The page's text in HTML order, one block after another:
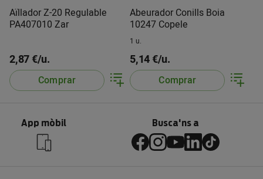
Aïllador Z-20 Regulable
PA407010 Zar
2,87 €/u.
Comprar
Abeurador Conills Boia
10247 Copele
1 u.
5,14 €/u.
Comprar
App mòbil Busca'ns a